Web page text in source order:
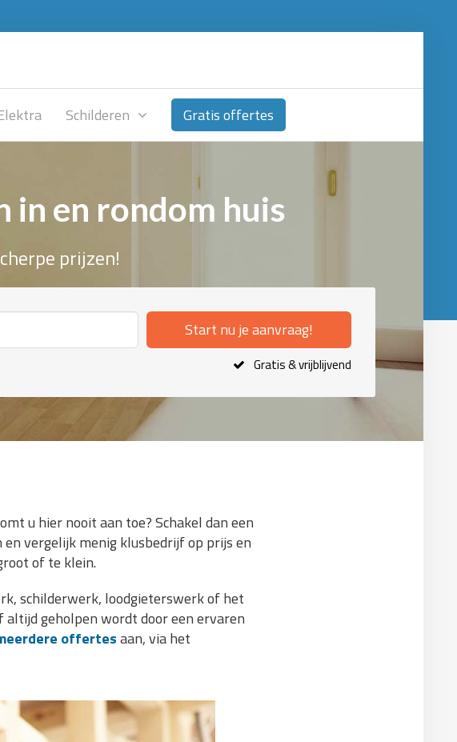
Schilderen Gratis offertes
in en rondom huis
prijzen!
Start nu je aanvraag!
Gratis & vrijblijvend
u hier nooit aan toe? Schakel dan een
vergelijk menig klusbedrijf op prijs en
of te klein.
schilderwerk, loodgieterswerk of het
geholpen wordt door een ervaren
offertesaan, via het